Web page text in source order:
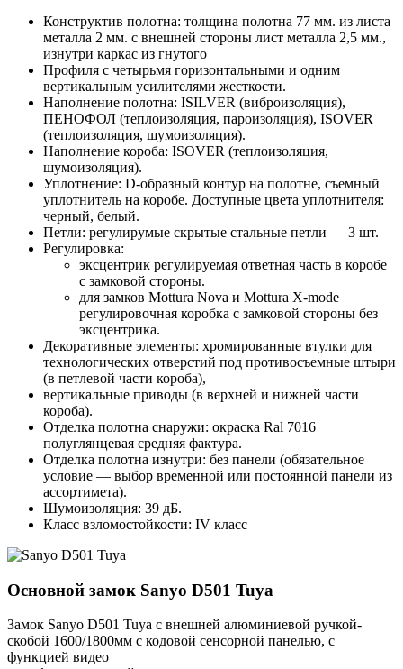
Конструктив полотна: толщина полотна 77 мм. из листа
металла 2 мм. с внешней стороны лист металла 2,5 мм.,
изнутри каркас из гнутого
Профиля с четырьмя горизонтальными и одним
вертикальным усилителями жесткости.
Наполнение полотна: ISILVER (виброизоляция),
ПЕНОФОЛ (теплоизоляция, пароизоляция), ISOVER
(теплоизоляция, шумоизоляция).
Наполнение короба: ISOVER (теплоизоляция,
шумоизоляция).
Уплотнение: D-образный контур на полотне, съемный
уплотнитель на коробе. Доступные цвета уплотнителя:
черный, белый.
Петли: регулирумые скрытые стальные петли — 3 шт.
Регулировка:
эксцентрик регулируемая ответная часть в коробе
с замковой стороны.
для замков Mottura Nova и Mottura X-mode
регулировочная коробка с замковой стороны без
эксцентрика.
Декоративные элементы: хромированные втулки для
технологических отверстий под противосъемные штыри
(в петлевой части короба),
вертикальные приводы (в верхней и нижней части
короба).
Отделка полотна снаружи: окраска Ral 7016
полуглянцевая средняя фактура.
Отделка полотна изнутри: без панели (обязательное
условие — выбор временной или постоянной панели из
ассортимета).
Шумоизоляция: 39 дБ.
Класс взломостойкости: IV класс
Основной замок Sanyo D501 Tuya
Замок Sanyo D501 Tuya с внешней алюминиевой ручкой-
скобой 1600/1800мм с кодовой сенсорной панелью, с
функцией видео